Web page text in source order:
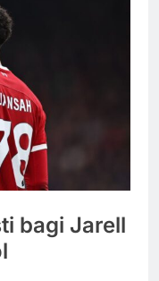
bagi Jarell